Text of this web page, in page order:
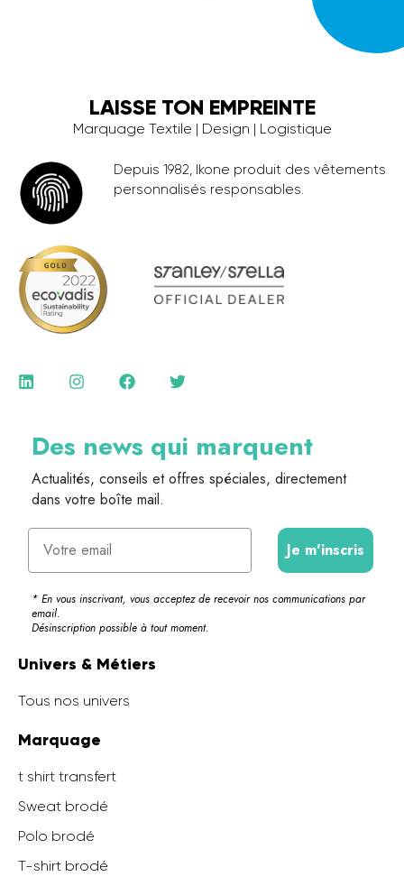
LAISSE TON EMPREINTE
Marquage Textile | Design | Logistique
Depuis 1982, Ikone produit des vêtements
personnalisés responsables.
Des news qui marquent
Actualités, conseils et offres spéciales, directement
dans votre boîte mail.
Email
Je m'inscris
* En vous inscrivant, vous acceptez de recevoir nos communications par
email.
Désinscription possible à tout moment.
Univers & Métiers
Tous nos univers
Marquage
t shirt transfert
Sweat brodé
Polo brodé
T-shirt brodé